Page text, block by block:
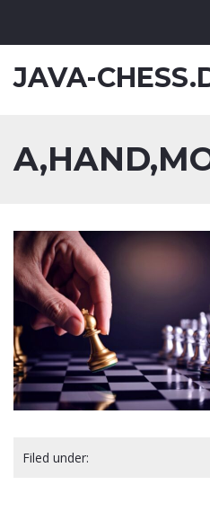
JAVA-
Filed under: